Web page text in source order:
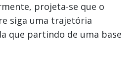
projeta-se que o
siga uma trajetória
que partindo de uma base